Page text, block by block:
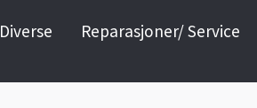
Diverse Reparasjoner/ Service